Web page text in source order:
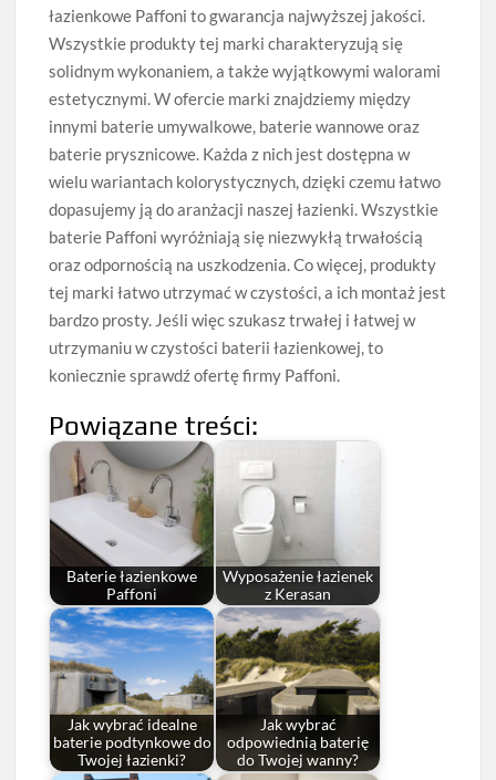
łazienkowe Paffoni to gwarancja najwyższej jakości.
Wszystkie produkty tej marki charakteryzują się
solidnym wykonaniem, a także wyjątkowymi walorami
estetycznymi. W ofercie marki znajdziemy między
innymi baterie umywalkowe, baterie wannowe oraz
baterie prysznicowe. Każda z nich jest dostępna w
wielu wariantach kolorystycznych, dzięki czemu łatwo
dopasujemy ją do aranżacji naszej łazienki. Wszystkie
baterie Paffoni wyróżniają się niezwykłą trwałością
oraz odpornością na uszkodzenia. Co więcej, produkty
tej marki łatwo utrzymać w czystości, a ich montaż jest
bardzo prosty. Jeśli więc szukasz trwałej i łatwej w
utrzymaniu w czystości baterii łazienkowej, to
koniecznie sprawdź ofertę firmy Paffoni.
Powiązane treści:
Baterie łazienkowe
Paffoni
Wyposażenie łazienek
z Kerasan
Jak wybrać idealne
baterie podtynkowe do
Twojej łazienki?
Jak wybrać
odpowiednią baterię
do Twojej wanny?